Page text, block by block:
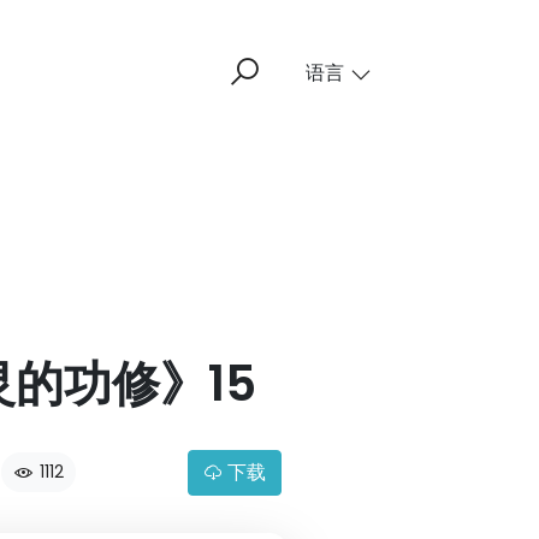
语言
功修》15
1112 下载